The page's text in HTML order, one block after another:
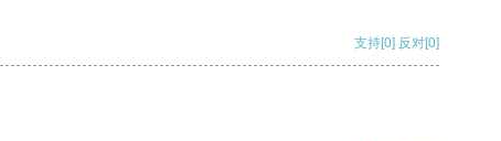
支持[0] 反对[0]